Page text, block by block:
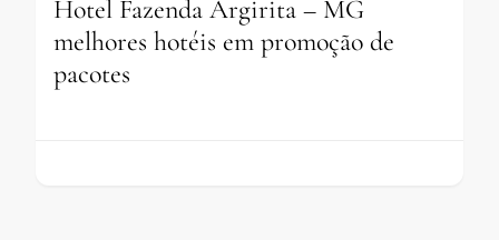
Hotel Fazenda Argirita – MG
melhores hotéis em promoção de
pacotes